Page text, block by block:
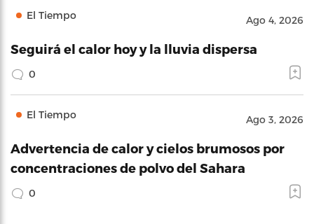
El Tiempo Ago 4, 2026
Seguirá el calor hoy y la lluvia dispersa
0
El Tiempo Ago 3, 2026
Advertencia de calor y cielos brumosos por
concentraciones de polvo del Sahara
0